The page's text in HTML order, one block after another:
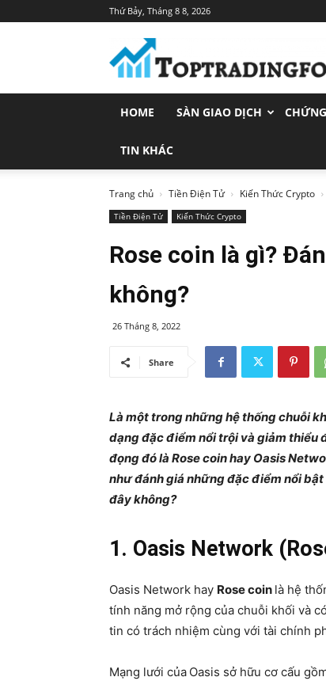
Thứ Bảy, Tháng 8 8, 2026
Trang
Tin
Tức
Đầu
HOME SÀN GIAO DỊCH
TIN KHÁC
Trang chủ Tiền Điện Tử Kiến Thức Crypto
Tiền Điện Tử Kiến Thức Crypto
Rose coin là gì?
không?
26 Tháng 8, 2022
Share
Là một trong những hệ thống chuỗi
dạng đặc điểm nổi trội và giảm thiểu
đọng đó là Rose coin hay Oasis
như đánh giá những đặc điểm nổi
đây không?
1. Oasis Network
Oasis Network hay Rose coin là hệ
tính năng mở rộng của chuỗi khối và
tin có trách nhiệm cùng với tài chính
Mạng lưới của Oasis sở hữu cơ cấu